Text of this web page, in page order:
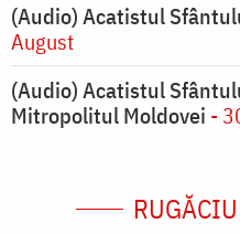
(Audio) Acatistul
August
(Audio) Acatistul
Mitropolitul Moldovei -